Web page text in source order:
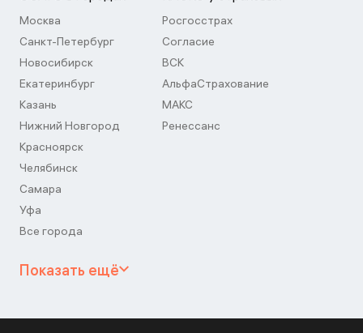
Москва
Санкт-Петербург
Новосибирск
Екатеринбург
Казань
Нижний Новгород
Красноярск
Челябинск
Самара
Уфа
Все города
Росгосстрах
Согласие
ВСК
АльфаСтрахование
МАКС
Ренессанс
Показать ещё